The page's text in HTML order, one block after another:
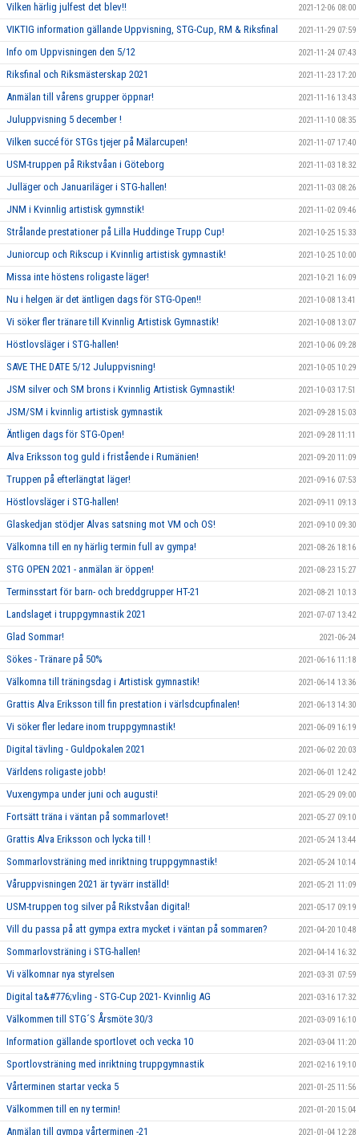
Vilken härlig julfest det blev!! 2021-12-06 08:00
VIKTIG information gällande Uppvisning, STG-Cup, RM & Riksfinal 2021-11-29 07:59
Info om Uppvisningen den 5/12 2021-11-24 07:43
Riksfinal och Riksmästerskap 2021 2021-11-23 17:20
Anmälan till vårens grupper öppnar! 2021-11-16 13:43
Juluppvisning 5 december ! 2021-11-10 08:35
Vilken succé för STGs tjejer på Mälarcupen! 2021-11-07 17:40
USM-truppen på Rikstvåan i Göteborg 2021-11-03 18:32
Julläger och Januariläger i STG-hallen! 2021-11-03 08:26
JNM i Kvinnlig artistisk gymnstik! 2021-11-02 09:46
Strålande prestationer på Lilla Huddinge Trupp Cup! 2021-10-25 15:33
Juniorcup och Rikscup i Kvinnlig artistisk gymnastik! 2021-10-25 10:00
Missa inte höstens roligaste läger! 2021-10-21 16:09
Nu i helgen är det äntligen dags för STG-Open!! 2021-10-08 13:41
Vi söker fler tränare till Kvinnlig Artistisk Gymnastik! 2021-10-08 13:07
Höstlovsläger i STG-hallen! 2021-10-06 09:28
SAVE THE DATE 5/12 Juluppvisning! 2021-10-05 10:29
JSM silver och SM brons i Kvinnlig Artistisk Gymnastik! 2021-10-03 17:51
JSM/SM i kvinnlig artistisk gymnastik 2021-09-28 15:03
Äntligen dags för STG-Open! 2021-09-28 11:11
Alva Eriksson tog guld i fristående i Rumänien! 2021-09-20 11:09
Truppen på efterlängtat läger! 2021-09-16 07:53
Höstlovsläger i STG-hallen! 2021-09-11 09:13
Glaskedjan stödjer Alvas satsning mot VM och OS! 2021-09-10 09:30
Välkomna till en ny härlig termin full av gympa! 2021-08-26 18:16
STG OPEN 2021 - anmälan är öppen! 2021-08-23 15:27
Terminsstart för barn- och breddgrupper HT-21 2021-08-21 10:13
Landslaget i truppgymnastik 2021 2021-07-07 13:42
Glad Sommar! 2021-06-24
Sökes - Tränare på 50% 2021-06-16 11:18
Välkomna till träningsdag i Artistisk gymnastik! 2021-06-14 13:36
Grattis Alva Eriksson till fin prestation i värlsdcupfinalen! 2021-06-13 14:30
Vi söker fler ledare inom truppgymnastik! 2021-06-09 16:19
Digital tävling - Guldpokalen 2021 2021-06-02 20:03
Världens roligaste jobb! 2021-06-01 12:42
Vuxengympa under juni och augusti! 2021-05-29 09:00
Fortsätt träna i väntan på sommarlovet! 2021-05-27 09:10
Grattis Alva Eriksson och lycka till ! 2021-05-24 13:44
Sommarlovsträning med inriktning truppgymnastik! 2021-05-24 10:14
Våruppvisningen 2021 är tyvärr inställd! 2021-05-21 11:09
USM-truppen tog silver på Rikstvåan digital! 2021-05-17 09:19
Vill du passa på att gympa extra mycket i väntan på sommaren? 2021-04-20 10:48
Sommarlovsträning i STG-hallen! 2021-04-14 16:32
Vi välkomnar nya styrelsen 2021-03-31 07:59
Digital ta&#776;vling - STG-Cup 2021- Kvinnlig AG 2021-03-16 17:32
Välkommen till STG´S Årsmöte 30/3 2021-03-09 16:10
Information gällande sportlovet och vecka 10 2021-03-04 11:20
Sportlovsträning med inriktning truppgymnastik 2021-02-16 19:10
Vårterminen startar vecka 5 2021-01-25 11:56
Välkommen till en ny termin! 2021-01-20 15:04
Anmälan till gympa vårterminen -21 2021-01-04 12:28